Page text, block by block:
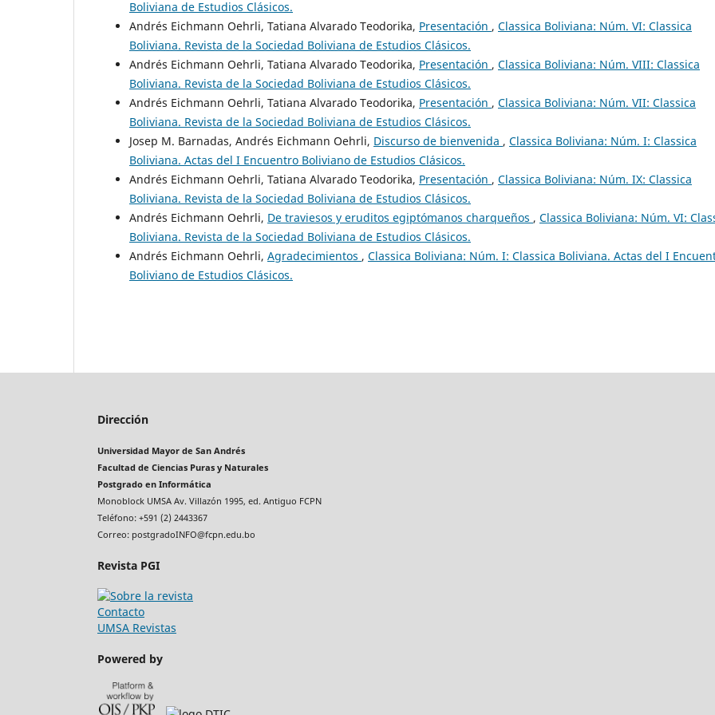
Boliviana de Estudios Clásicos.
Andrés Eichmann Oehrli, Tatiana Alvarado Teodorika, Presentación , Classica Boliviana: Núm. VI: Classica
Boliviana. Revista de la Sociedad Boliviana de Estudios Clásicos.
Andrés Eichmann Oehrli, Tatiana Alvarado Teodorika, Presentación , Classica Boliviana: Núm. VIII: Classica
Boliviana. Revista de la Sociedad Boliviana de Estudios Clásicos.
Andrés Eichmann Oehrli, Tatiana Alvarado Teodorika, Presentación , Classica Boliviana: Núm. VII: Classica
Boliviana. Revista de la Sociedad Boliviana de Estudios Clásicos.
Josep M. Barnadas, Andrés Eichmann Oehrli, Discurso de bienvenida , Classica Boliviana: Núm. I: Classica
Boliviana. Actas del I Encuentro Boliviano de Estudios Clásicos.
Andrés Eichmann Oehrli, Tatiana Alvarado Teodorika, Presentación , Classica Boliviana: Núm. IX: Classica
Boliviana. Revista de la Sociedad Boliviana de Estudios Clásicos.
Andrés Eichmann Oehrli, De traviesos y eruditos egiptómanos charqueños , Classica Boliviana: Núm. VI:
Boliviana. Revista de la Sociedad Boliviana de Estudios Clásicos.
Andrés Eichmann Oehrli, Agradecimientos , Classica Boliviana: Núm. I: Classica Boliviana. Actas del I
Boliviano de Estudios Clásicos.
Dirección
Universidad Mayor de San Andrés
Facultad de Ciencias Puras y Naturales
Postgrado en Informática
Monoblock UMSA Av. Villazón 1995, ed. Antiguo FCPN
Teléfono: +591 (2) 2443367
Correo: postgradoINFO@fcpn.edu.bo
Revista PGI
Contacto
UMSA Revistas
Powered by